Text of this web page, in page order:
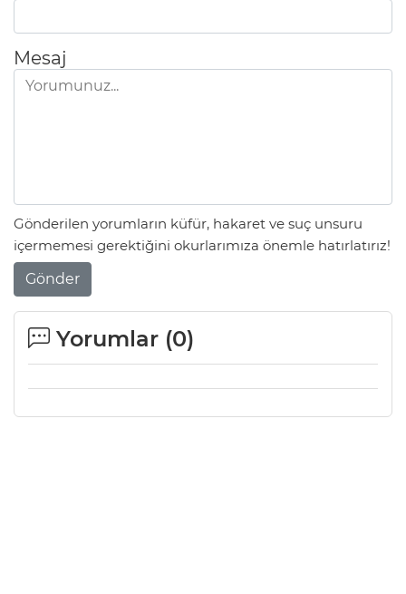
Mesaj
Gönderilen yorumların küfür, hakaret ve suç unsuru
içermemesi gerektiğini okurlarımıza önemle hatırlatırız!
Gönder
Yorumlar (0)